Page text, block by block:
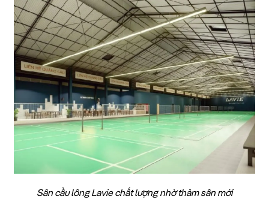
Sân cầu lông Lavie chất lượng nhờ thảm sân mới